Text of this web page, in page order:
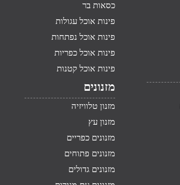
כסאות בר
פינות אוכל עגולות
פינות אוכל נפתחות
פינות אוכל כפריות
פינות אוכל קטנות
מזנונים
מזנון טלוויזיה
מזנון עץ
מזנונים כפריים
מזנונים פתוחים
מזנונים גדולים